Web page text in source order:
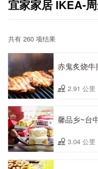
宜家家居 IKEA-
共有 260 项结果
赤鬼炙烧
2.91 公里
馨品乡~台
3.04 公里